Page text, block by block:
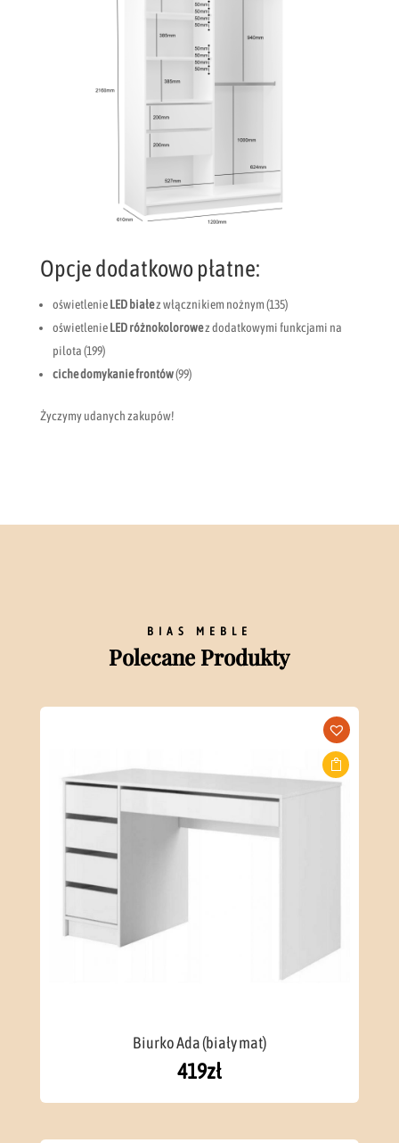
Opcje dodatkowo płatne:
oświetlenieLED białez włącznikiem nożnym (135)
oświetlenieLED różnokolorowez dodatkowymi funkcjami na
pilota (199)
ciche domykanie frontów(99)
Życzymy udanych zakupów!
BIAS MEBLE
Polecane Produkty
Biurko Ada (biały mat)
419zł